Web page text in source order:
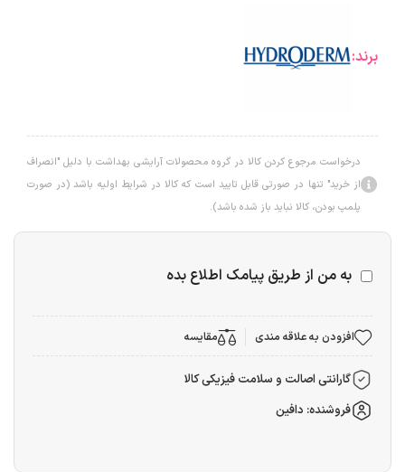
برند:
درخواست مرجوع کردن کالا در گروه محصولات آرایشی بهداشت با دلیل "انصراف
از خرید" تنها در صورتی قابل تایید است که کالا در شرایط اولیه باشد (در صورت
پلمپ بودن، کالا نباید باز شده باشد).
به من از طریق پیامک اطلاع بده
افزودن به علاقه مندی مقایسه
گارانتی اصالت و سلامت فیزیکی کالا
فروشنده: دافین